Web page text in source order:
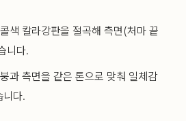
색 칼라강판을 절곡해 측면(처마 끝
니다.
과 측면을 같은 톤으로 맞춰 일체감
니다.